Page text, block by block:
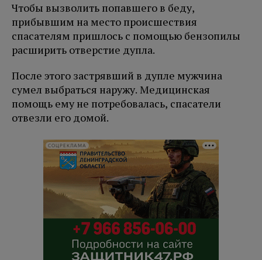
Чтобы вызволить попавшего в беду,
прибывшим на место происшествия
спасателям пришлось с помощью бензопилы
расширить отверстие дупла.
После этого застрявший в дупле мужчина
сумел выбраться наружу. Медицинская
помощь ему не потребовалась, спасатели
отвезли его домой.
СОЦРЕКЛАМА